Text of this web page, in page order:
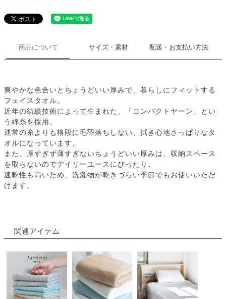
商品について サイズ・素材 配送・お支払い方法
爽やかな色合いとちょうどいい厚みで、暮らしにフィットする
フェイスタオル。
近年の紡績技術によって生まれた、「コンパクトヤーン」とい
う綿糸を採用。
通常の糸よりも格段に毛羽落ちしない、拭き心地さっぱりなタ
オルになっています。
また、厚すぎず薄すぎないちょうどいい厚みは、収納スペース
を取らないのでデイリーユースにぴったり。
速乾性も高いため、洗濯物が乾きづらい季節でもお使いいただ
けます。
関連アイテム